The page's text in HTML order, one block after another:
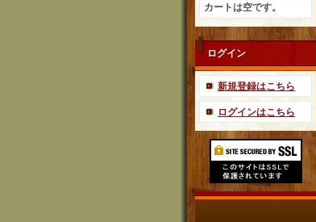
カートは空です。
ログイン
新規登録はこちら
ログインはこちら